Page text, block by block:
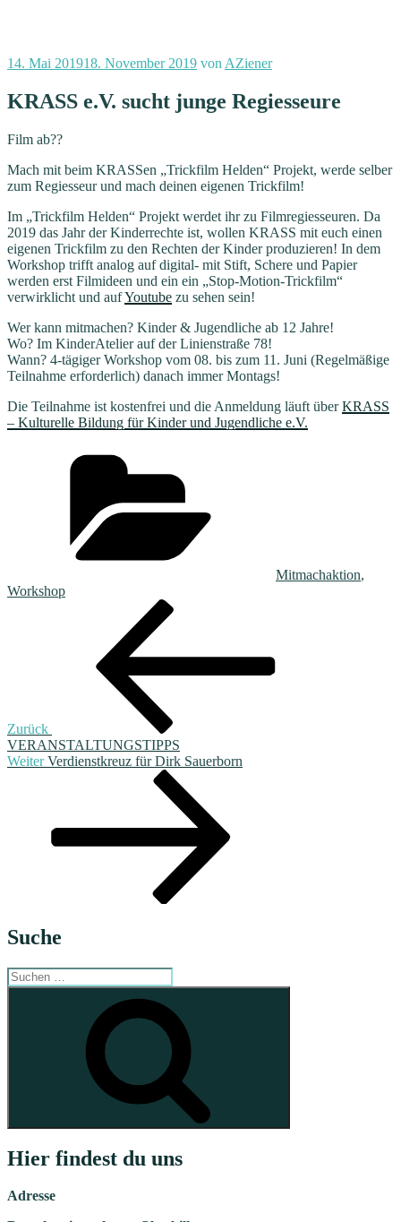
Veröffentlicht
14. Mai 201918. November 2019 von AZiener
KRASS e.V. sucht junge Regiesseure
Film ab??
Mach mit beim KRASSen „Trickfilm Helden“ Projekt, werde selber
zum Regiesseur und mach deinen eigenen Trickfilm!
Im „Trickfilm Helden“ Projekt werdet ihr zu Filmregiesseuren. Da
2019 das Jahr der Kinderrechte ist, wollen KRASS mit euch einen
eigenen Trickfilm zu den Rechten der Kinder produzieren! In dem
Workshop trifft analog auf digital- mit Stift, Schere und Papier
werden erst Filmideen und ein ein „Stop-Motion-Trickfilm“
verwirklicht und aufYoutube zu sehen sein!
Wer kann mitmachen? Kinder & Jugendliche ab 12 Jahre!
Wo? Im KinderAtelier auf der Linienstraße 78!
Wann? 4-tägiger Workshop vom 08. bis zum 11. Juni (Regelmäßige
Teilnahme erforderlich) danach immer Montags!
Die Teilnahme ist kostenfrei und die Anmeldung läuft überKRASS
– Kulturelle Bildung für Kinder und Jugendliche e.V.
Mitmachaktion,
Workshop
Beitragsnavigation
Zurück
VERANSTALTUNGSTIPPS
Nächster
Weiter Verdienstkreuz für Dirk Sauerborn
Suche
Suche
nach:
Hier findest du uns
Adresse